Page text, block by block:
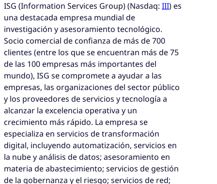
ISG (Information Services Group) (Nasdaq: III) es
una destacada empresa mundial de
investigación y asesoramiento tecnológico.
Socio comercial de confianza de más de 700
clientes (entre los que se encuentran más de 75
de las 100 empresas más importantes del
mundo), ISG se compromete a ayudar a las
empresas, las organizaciones del sector público
y los proveedores de servicios y tecnología a
alcanzar la excelencia operativa y un
crecimiento más rápido. La empresa se
especializa en servicios de transformación
digital, incluyendo automatización, servicios en
la nube y análisis de datos; asesoramiento en
materia de abastecimiento; servicios de gestión
de la gobernanza y el riesgo; servicios de red;